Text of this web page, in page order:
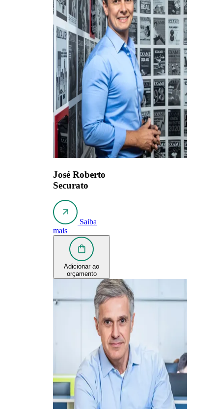
José Roberto
Securato
Saiba
mais
Adicionar ao
orçamento